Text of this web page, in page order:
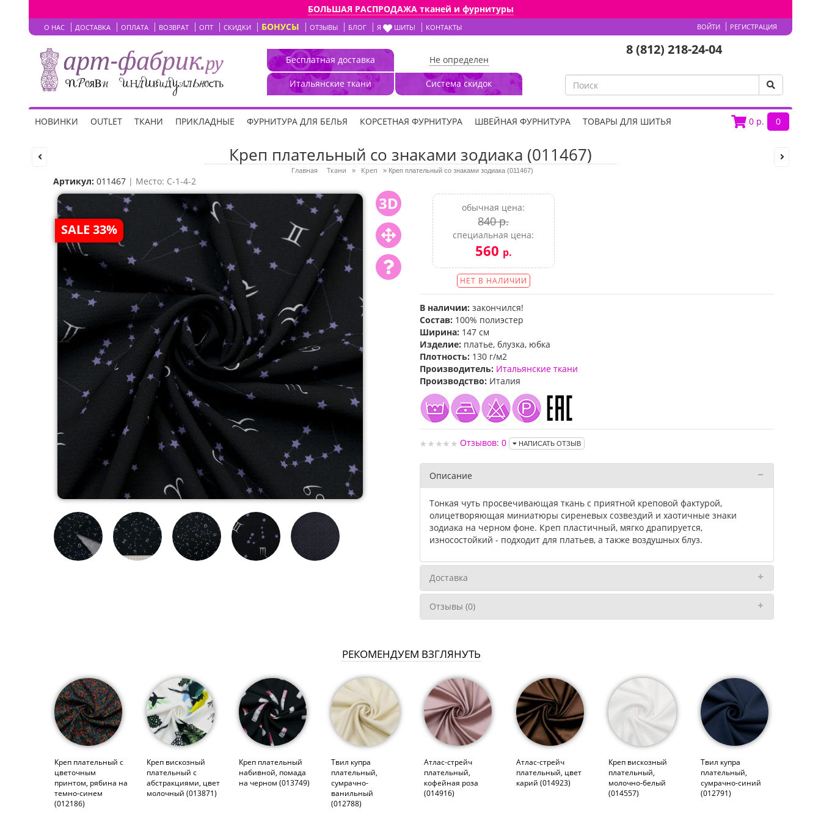
БОЛЬШАЯ РАСПРОДАЖА тканей и фурнитуры
О НАС ДОСТАВКА ОПЛАТА ВОЗВРАТ ОПТ СКИДКИ БОНУСЫ ОТЗЫВЫ БЛОГ Я ШИТЬ! КОНТАКТЫ ВОЙТИ РЕГИСТРАЦИЯ
Бесплатная доставка
Итальянские ткани
Не определен
Система скидок
8 (812) 218-24-04
0 р. 0
НОВИНКИ OUTLET ТКАНИ ПРИКЛАДНЫЕ ФУРНИТУРА ДЛЯ БЕЛЬЯ КОРСЕТНАЯ ФУРНИТУРА ШВЕЙНАЯ ФУРНИТУРА ТОВАРЫ ДЛЯ ШИТЬЯ
Креп плательный со знаками зодиака (011467)
Главная Ткани » Креп » Креп плательный со знаками зодиака (011467)
Артикул: 011467 | Место: C-1-4-2
3D
SALE 33%
обычная цена:
840 р.
специальная цена:
560 р.
НЕТ В НАЛИЧИИ
В наличии: закончился!
Состав: 100% полиэстер
Ширина: 147 см
Изделие: платье, блузка, юбка
Плотность: 130 г/м2
Производитель: Итальянские ткани
Производство: Италия
Отзывов: 0 НАПИСАТЬ ОТЗЫВ
Описание
Тонкая чуть просвечивающая ткань с приятной креповой фактурой,
олицетворяющая миниатюры сиреневых созвездий и хаотичные знаки
зодиака на черном фоне. Креп пластичный, мягко драпируется,
износостойкий - подходит для платьев, а также воздушных блуз.
Доставка
Отзывы (0)
РЕКОМЕНДУЕМ ВЗГЛЯНУТЬ
Креп плательный с
цветочным
принтом, рябина на
темно-синем
(012186)
Креп вискозный
плательный с
абстракциями, цвет
молочный (013871)
Креп плательный
набивной, помада
на черном (013749)
Твил купра
плательный,
сумрачно-
ванильный
(012788)
Атлас-стрейч
плательный,
кофейная роза
(014916)
Атлас-стрейч
плательный, цвет
карий (014923)
Креп вискозный
плательный,
молочно-белый
(014557)
Твил купра
плательный,
сумрачно-синий
(012791)